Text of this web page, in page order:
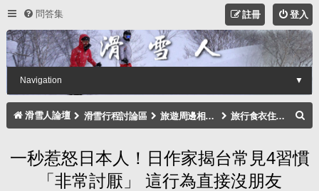
問答集 登入
註冊
Navigation ▼
滑雪人論壇 滑雪行程討論區 旅遊周邊相關注意事項討論區 旅行食衣住行討論區
一秒惹怒日本人！日作家揭台常見4習慣
「非常討厭」 這行為直接沒朋友